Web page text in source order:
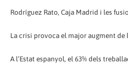
Rodríguez Rato, Caja Madrid i les
La crisi provoca el major augment de
A l’Estat espanyol, el 63% dels